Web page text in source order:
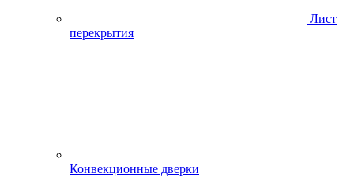
Лист
перекрытия
Конвекционные дверки